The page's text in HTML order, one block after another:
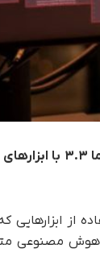
تحقیقات جدید نشان می‌دهد که مدل‌های هوش مصنوعی
از
مصنوعی